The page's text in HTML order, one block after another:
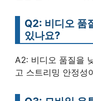
Q2: 비디오 품
있나요?
A2: 비디오 품질을
고 스트리밍 안정성